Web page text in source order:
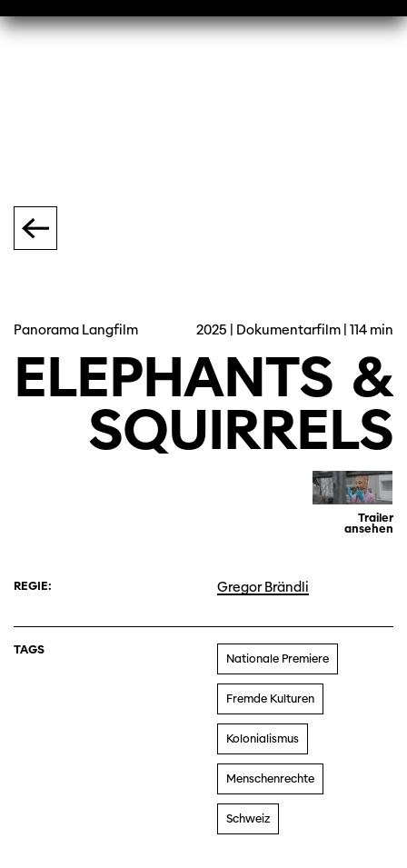
Panorama Langfilm 2025 | Dokumentarfilm | 114 min
ELEPHANTS &
SQUIRRELS
Trailer
ansehen
REGIE: Gregor Brändli
TAGS
Nationale Premiere
Fremde Kulturen
Kolonialismus
Menschenrechte
Schweiz